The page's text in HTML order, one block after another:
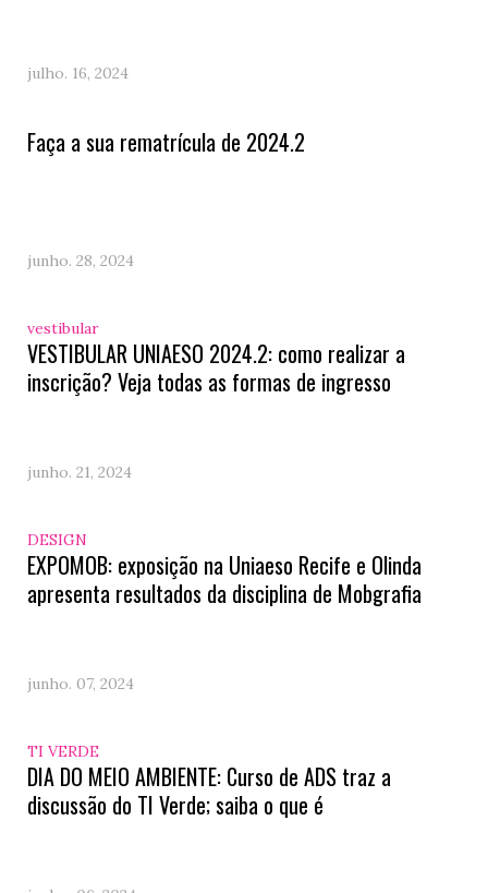
julho. 16, 2024
Faça a sua rematrícula de 2024.2
junho. 28, 2024
vestibular
VESTIBULAR UNIAESO 2024.2: como realizar a
inscrição? Veja todas as formas de ingresso
junho. 21, 2024
DESIGN
EXPOMOB: exposição na Uniaeso Recife e Olinda
apresenta resultados da disciplina de Mobgrafia
junho. 07, 2024
TI VERDE
DIA DO MEIO AMBIENTE: Curso de ADS traz a
discussão do TI Verde; saiba o que é